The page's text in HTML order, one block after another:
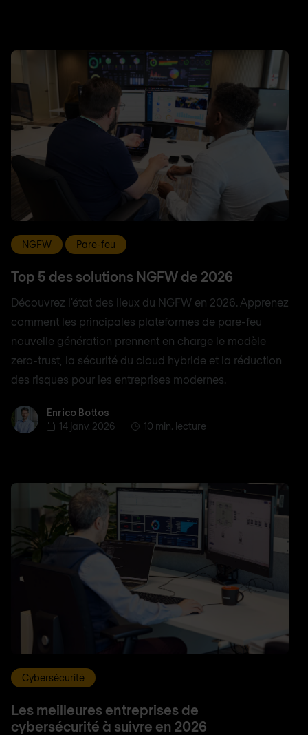
NGFW Pare-feu
Top 5 des solutions NGFW de 2026
Découvrez l'état des lieux du NGFW en 2026. Apprenez
comment les principales plateformes de pare-feu
nouvelle génération prennent en charge le modèle
zero-trust, la sécurité du cloud hybride et la réduction
des risques pour les entreprises modernes.
Enrico BottosEnrico Bottos
14 janv. 2026
10 min. lecture
Cybersécurité
Les meilleures entreprises de
cybersécurité à suivre en 2026